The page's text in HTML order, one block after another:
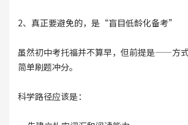
2、真正要避免的，是“盲目低龄化备考”
虽然初中考托福并不算早，但前提是——方
简单刷题冲分。
科学路径应该是：